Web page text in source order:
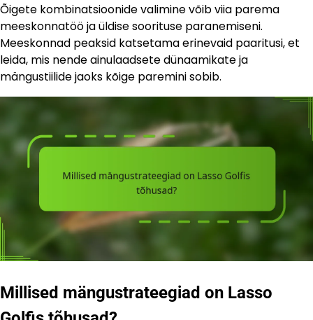
Õigete kombinatsioonide valimine võib viia parema
meeskonnatöö ja üldise soorituse paranemiseni.
Meeskonnad peaksid katsetama erinevaid paaritusi, et
leida, mis nende ainulaadsete dünaamikate ja
mängustiilide jaoks kõige paremini sobib.
Millised mängustrateegiad on Lasso